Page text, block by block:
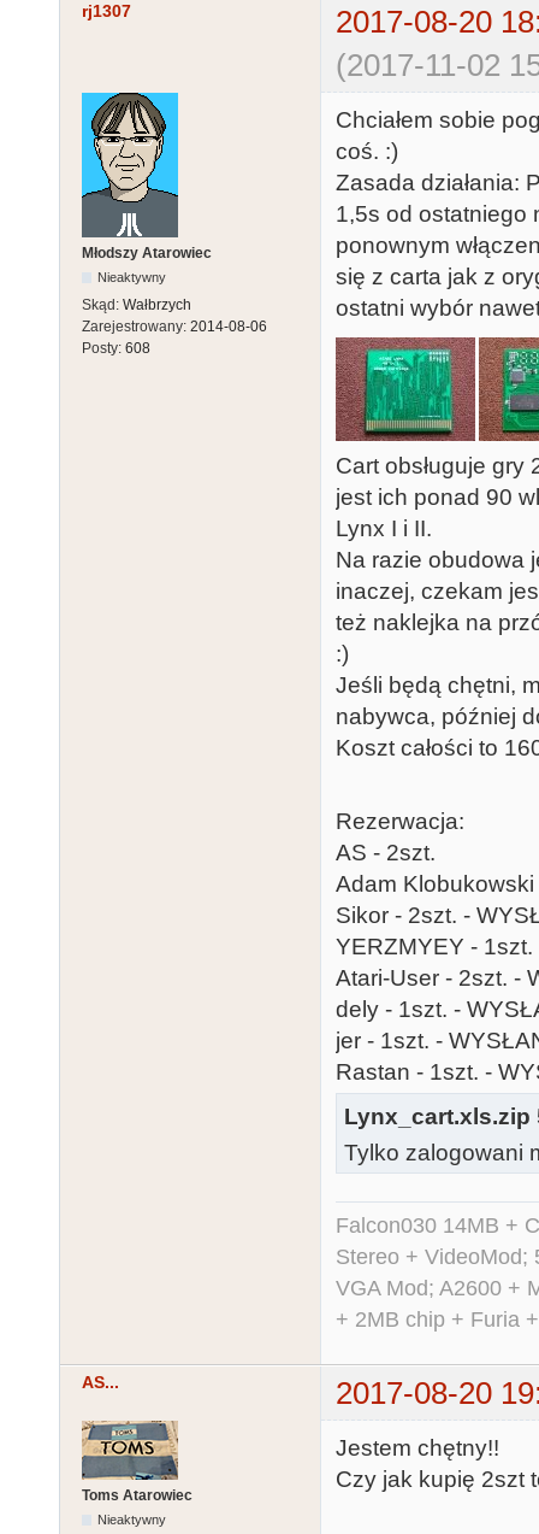
rj1307
2017-08-20
(2017-11-02
Młodszy Atarowiec
Nieaktywny
Skąd: Wałbrzych
Zarejestrowany: 2014-08-06
Posty: 608
Chciałem sobie
coś. :)
Zasada działania:
1,5s od ostatniego
ponownym
się z carta jak z
ostatni wybór
Cart obsługuje
jest ich ponad 90
Lynx I i II.
Na razie obudowa
inaczej, czekam
też naklejka na
:)
Jeśli będą chętni,
nabywca, później
Koszt całości to
Rezerwacja:
AS - 2szt.
Adam
Sikor - 2szt. -
YERZMYEY -
Atari-User - 2szt. -
dely - 1szt. -
jer - 1szt. -
Rastan - 1szt. -
Lynx_cart.xls.zip
Tylko zalogowani
Falcon030 14MB +
Stereo + VideoMod;
VGA Mod; A2600 +
+ 2MB chip + Furia
AS... 2017-08-20
Toms Atarowiec
Nieaktywny
Jestem chętny!!
Czy jak kupię 2szt